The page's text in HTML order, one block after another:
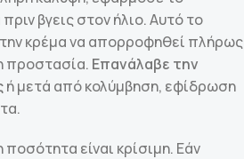
βγεις στον ήλιο. Αυτό το
κρέμα να απορροφηθεί πλήρως
προστασία. Επανάλαβε την
ή μετά από κολύμβηση, εφίδρωση
ποσότητα είναι κρίσιμη. Εάν